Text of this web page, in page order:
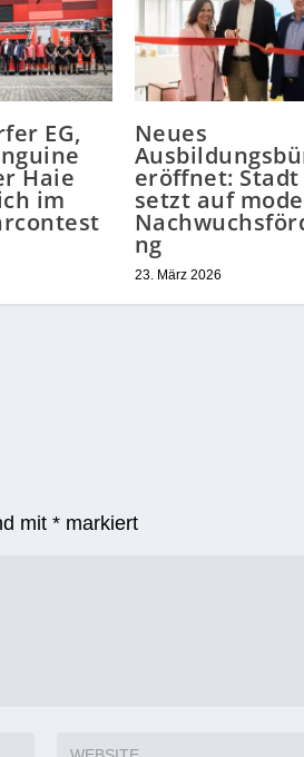
EG,
Haie
im
Neues
eröffnet: Stadt
setzt auf
ng
23. März 2026
mit* markiert